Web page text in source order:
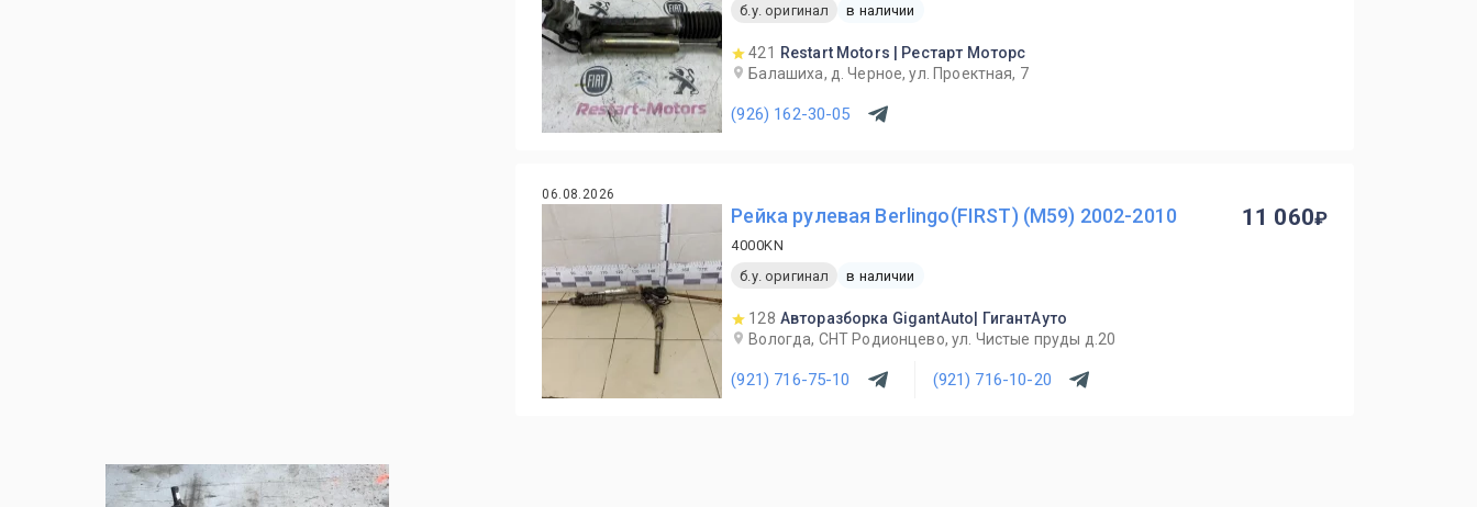
б.у. оригинал
в наличии
421
Restart Motors | Рестарт Моторс
Балашиха, д. Черное, ул. Проектная, 7
(926) 162-30-05
06.08.2026
Рейка рулевая Berlingo(FIRST) (M59) 2002-2010
4000KN
б.у. оригинал
в наличии
128 Авторазборка GigantAuto| ГигантАуто
Вологда, СНТ Родионцево, ул. Чистые пруды д.20
(921) 716-75-10 (921) 716-10-20
11 060